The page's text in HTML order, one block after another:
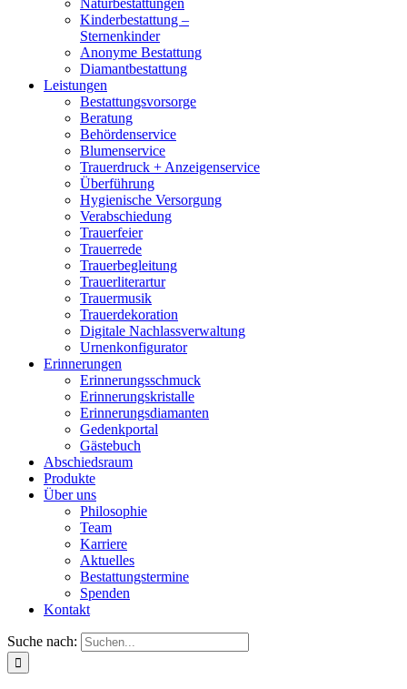
Naturbestattungen
Kinderbestattung –
Sternenkinder
Anonyme Bestattung
Diamantbestattung
Leistungen
Bestattungsvorsorge
Beratung
Behördenservice
Blumenservice
Trauerdruck + Anzeigenservice
Überführung
Hygienische Versorgung
Verabschiedung
Trauerfeier
Trauerrede
Trauerbegleitung
Trauerliterartur
Trauermusik
Trauerdekoration
Digitale Nachlassverwaltung
Urnenkonfigurator
Erinnerungen
Erinnerungsschmuck
Erinnerungskristalle
Erinnerungsdiamanten
Gedenkportal
Gästebuch
Abschiedsraum
Produkte
Über uns
Philosophie
Team
Karriere
Aktuelles
Bestattungstermine
Spenden
Kontakt
Suche nach: